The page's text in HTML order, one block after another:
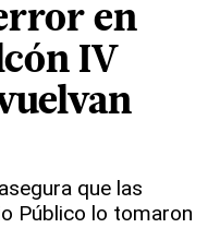
en
IV
que las
Público lo tomaron